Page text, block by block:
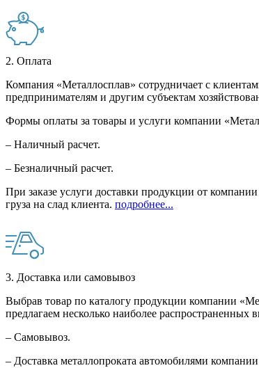
2. Оплата
Компания «Металлосплав» сотрудничает с
предпринимателям и другим субъектам
Формы оплаты за товары и услуги компании
– Наличный расчет.
– Безналичный расчет.
При заказе услуги доставки продукции от
груза на слад клиента. подробнее...
3. Доставка или самовывоз
Выбрав товар по каталогу продукции компании
предлагаем несколько наиболее распространенных
– Самовывоз.
– Доставка металлопроката автомобилями